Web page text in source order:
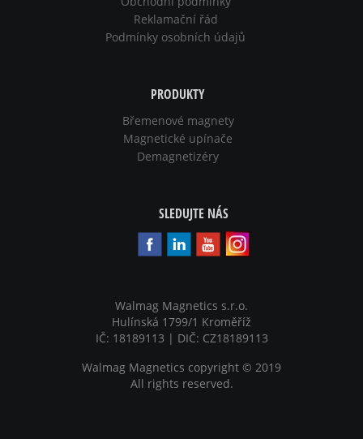
Reklamační řád
Podmínky osobních údajů
PRODUKTY
Břemenové magnety
Magnetické upínače
Demagnetizéry
SLEDUJTE NÁS
Walmag Magnetics s.r.o.
Hulínská 1799/1 Kroměříž
IČ: 18189113 | DIČ: CZ18189113
Walmag Magnetics copyright © 2019
All rights reserved.